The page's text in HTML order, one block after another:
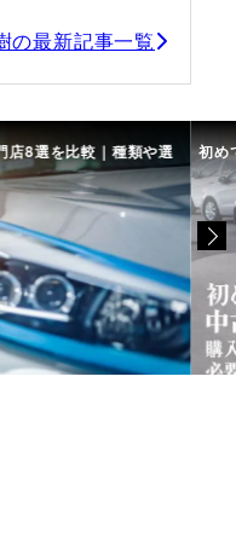
の最新記事一覧
店8選を比較｜種類や選 初め